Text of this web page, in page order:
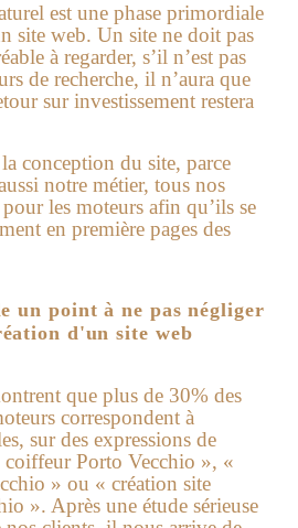
est une phase primordiale
site web. Un site ne doit pas
à regarder, s’il n’est pas
de recherche, il n’aura que
sur investissement restera
conception du site, parce
notre métier, tous nos
les moteurs afin qu’ils se
en première pages des
un point à ne pas négliger
d'un site web
que plus de 30% des
correspondent à
sur des expressions de
coiffeur Porto Vecchio », «
» ou « création site
». Après une étude sérieuse